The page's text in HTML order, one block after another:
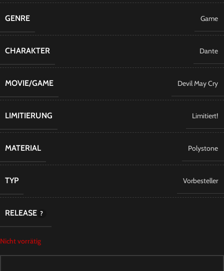
GENRE Game
CHARAKTER Dante
MOVIE/GAME Devil May Cry
LIMITIERUNG Limitiert!
MATERIAL Polystone
TYP Vorbesteller
RELEASE
Nicht vorrätig